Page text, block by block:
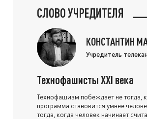
СЛОВО УЧРЕДИТЕЛЯ
КОНСТАНТИН
Учредитель
Технофашисты XXI века
Технофашизм побеждает не тогда,
программа становится умнее
тогда, когда человек начинает